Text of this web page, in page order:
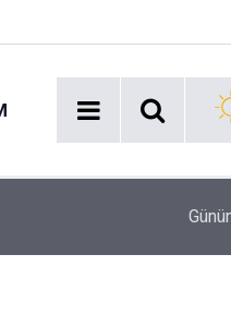
Giza